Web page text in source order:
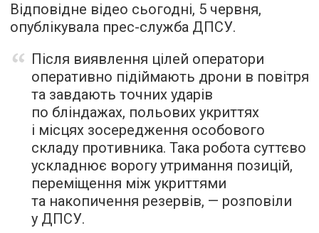
Відповідне відео сьогодні, 5 червня,
опублікувала прес-служба ДПСУ.
Після виявлення цілей оператори
оперативно підіймають дрони в повітря
та завдають точних ударів
по бліндажах, польових укриттях
і місцях зосередження особового
складу противника. Така робота суттєво
ускладнює ворогу утримання позицій,
переміщення між укриттями
та накопичення резервів, — розповіли
у ДПСУ.